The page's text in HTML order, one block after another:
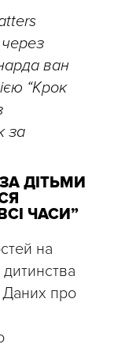
ван
“Крок
за
ДІТЬМИ
ЧАСИ”
на
Даних про